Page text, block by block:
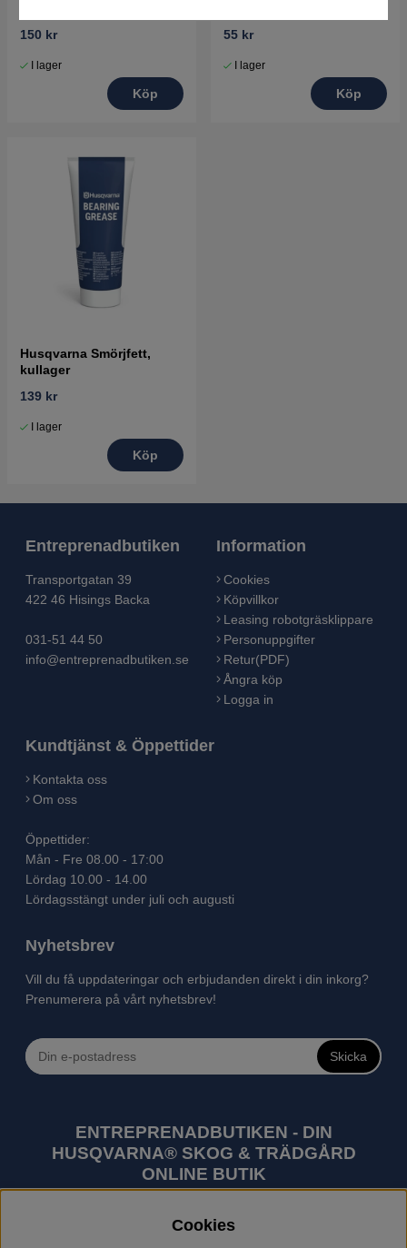
150 kr
I lager
Köp
55 kr
I lager
Köp
Husqvarna Smörjfett,
kullager
139 kr
I lager
Köp
Entreprenadbutiken
Transportgatan 39
422 46 Hisings Backa
031-51 44 50
info@entreprenadbutiken.se
Information
Cookies
Köpvillkor
Leasing robotgräsklippare
Personuppgifter
Retur(PDF)
Ångra köp
Logga in
Kundtjänst & Öppettider
Kontakta oss
Om oss
Öppettider:
Mån - Fre 08.00 - 17:00
Lördag 10.00 - 14.00
Lördagsstängt under juli och augusti
Nyhetsbrev
Vill du få uppdateringar och erbjudanden direkt i din inkorg?
Prenumerera på vårt nyhetsbrev!
Skicka
ENTREPRENADBUTIKEN - DIN
HUSQVARNA® SKOG & TRÄDGÅRD
ONLINE BUTIK
utomhusprodukter som skogsmaskiner och
Cookies